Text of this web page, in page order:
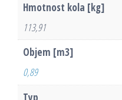
Hmotnost kola [kg]
113,91
Objem [m3]
0,89